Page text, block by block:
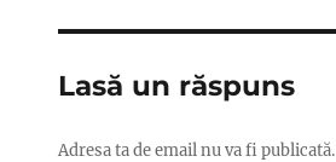
Lasă un răspuns
Adresa ta de email nu va fi publicată.